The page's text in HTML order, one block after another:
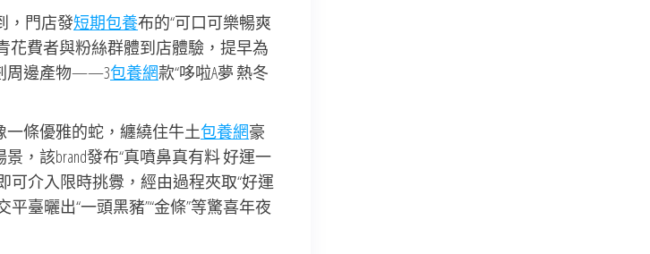
，門店發短期包養布的“可口可樂暢爽
花費者與粉絲群體到店體驗，提早為
周邊產物——3包養網款“哆啦A夢 熱冬
條優雅的蛇，纏繞住牛土包養網豪
，該brand發布“真噴鼻真有料 好運一
介入限時挑釁，經由過程夾取“好運
臺曬出“一頭黑豬”“金條”等驚喜年夜